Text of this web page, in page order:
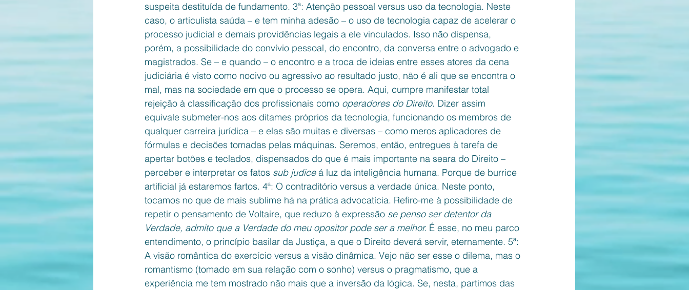
suspeita destituída de fundamento. 3ª: Atenção pessoal versus uso da tecnologia. Neste
caso, o articulista saúda – e tem minha adesão – o uso de tecnologia capaz de acelerar o
processo judicial e demais providências legais a ele vinculados. Isso não dispensa,
porém, a possibilidade do convívio pessoal, do encontro, da conversa entre o advogado e
magistrados. Se – e quando – o encontro e a troca de ideias entre esses atores da cena
judiciária é visto como nocivo ou agressivo ao resultado justo, não é ali que se encontra o
mal, mas na sociedade em que o processo se opera. Aqui, cumpre manifestar total
rejeição à classificação dos profissionais como operadores do Direito. Dizer assim
equivale submeter-nos aos ditames próprios da tecnologia, funcionando os membros de
qualquer carreira jurídica – e elas são muitas e diversas – como meros aplicadores de
fórmulas e decisões tomadas pelas máquinas. Seremos, então, entregues à tarefa de
apertar botões e teclados, dispensados do que é mais importante na seara do Direito –
perceber e interpretar os fatos sub judice á luz da inteligência humana. Porque de burrice
artificial já estaremos fartos. 4ª: O contraditório versus a verdade única. Neste ponto,
tocamos no que de mais sublime há na prática advocatícia. Refiro-me à possibilidade de
repetir o pensamento de Voltaire, que reduzo à expressão se penso ser detentor da
Verdade, admito que a Verdade do meu opositor pode ser a melhor. É esse, no meu parco
entendimento, o princípio basilar da Justiça, a que o Direito deverá servir, eternamente. 5ª:
A visão romântica do exercício versus a visão dinâmica. Vejo não ser esse o dilema, mas o
romantismo (tomado em sua relação com o sonho) versus o pragmatismo, que a
experiência me tem mostrado não mais que a inversão da lógica. Se, nesta, partimos das